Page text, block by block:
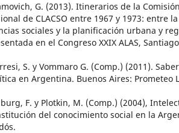
G. (2013). Itinerarios de la
de CLACSO entre 1967 y 1973: entre
sociales y la planificación urbana y
en el Congreso XXIX ALAS,
S. y Vommaro G. (Comp.) (2011).
en Argentina. Buenos Aires: Prometeo
F. y Plotkin, M. (Comp.) (2004),
del conocimiento social en la